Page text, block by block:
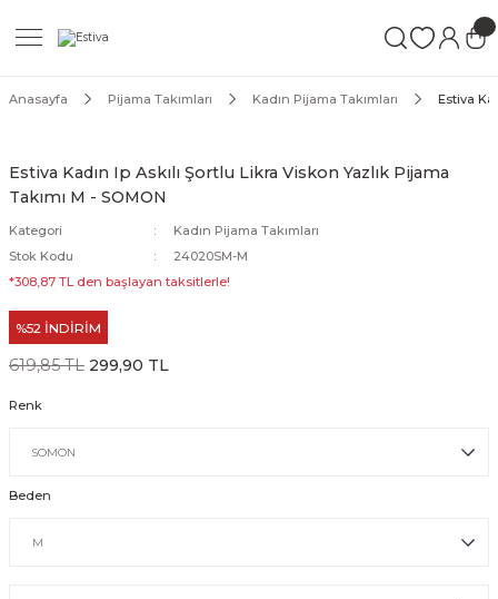
Mayo
Anasayfa Pijama Takımları Kadın Pijama Takımları Estiva
Estiva Kadın Ip Askılı Şortlu Likra Viskon Yazlık Pijama
Takımı M - SOMON
Kategori
Kadın Pijama Takımları
Stok Kodu
24020SM-M
*308,87 TL den başlayan taksitlerle!
%52 İNDİRİM
619,85 TL 299,90 TL
Renk
Beden